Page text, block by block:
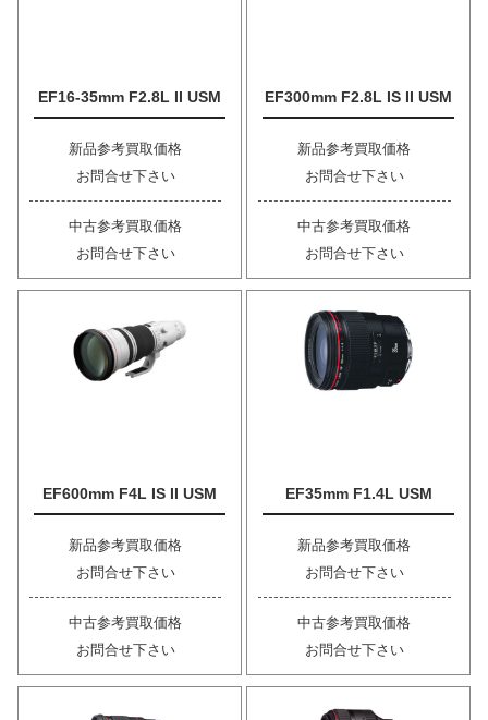
EF16-35mm F2.8L II USM
新品参考買取価格
お問合せ下さい
中古参考買取価格
お問合せ下さい
EF300mm F2.8L IS II USM
新品参考買取価格
お問合せ下さい
中古参考買取価格
お問合せ下さい
EF600mm F4L IS II USM
新品参考買取価格
お問合せ下さい
中古参考買取価格
お問合せ下さい
EF35mm F1.4L USM
新品参考買取価格
お問合せ下さい
中古参考買取価格
お問合せ下さい